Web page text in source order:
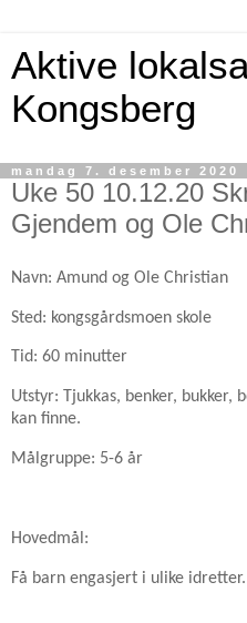
Aktive
Kongsberg
mandag 7. desember 2020
Uke 50 10.12.20
Gjendem og Ole
Navn: Amund og Ole Christian
Sted: kongsgårdsmoen skole
Tid: 60 minutter
Utstyr: Tjukkas, benker,
kan finne.
Målgruppe: 5-6 år
Hovedmål:
Få barn engasjert i ulike idretter.